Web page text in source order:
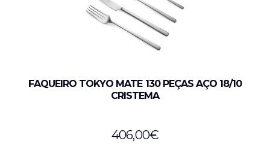
FAQUEIRO TOKYO MATE 130 PEÇAS AÇO 18/10
CRISTEMA
406,00€